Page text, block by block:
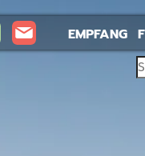
EMPFANG